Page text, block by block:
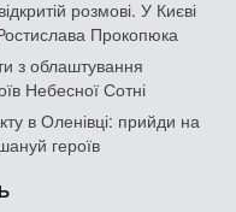
розмові. У Києві
Прокопюка
з облаштування
Небесної Сотні
в Оленівці: прийди на
героїв